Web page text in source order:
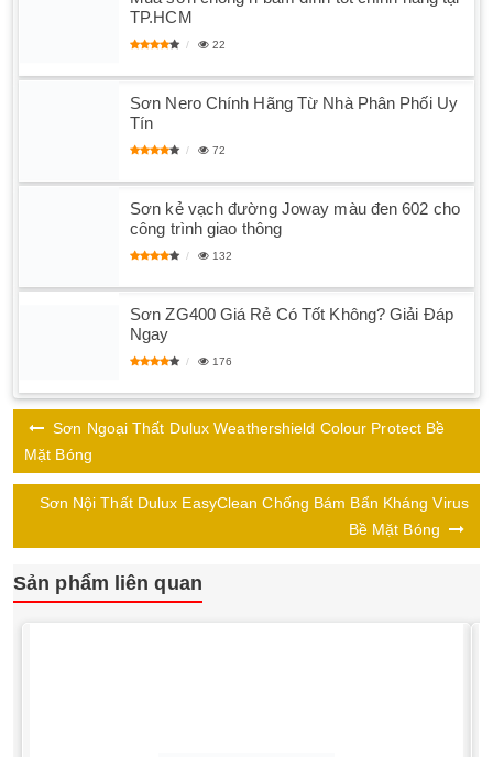
TP.HCM
22
Sơn Nero Chính Hãng Từ Nhà Phân Phối Uy
Tín
72
Sơn kẻ vạch đường Joway màu đen 602 cho
công trình giao thông
132
Sơn ZG400 Giá Rẻ Có Tốt Không? Giải Đáp
Ngay
176
Sơn Ngoại Thất Dulux Weathershield Colour Protect Bề
Mặt Bóng
Sơn Nội Thất Dulux EasyClean Chống Bám Bẩn Kháng Virus
Bề Mặt Bóng
Sản phẩm liên quan